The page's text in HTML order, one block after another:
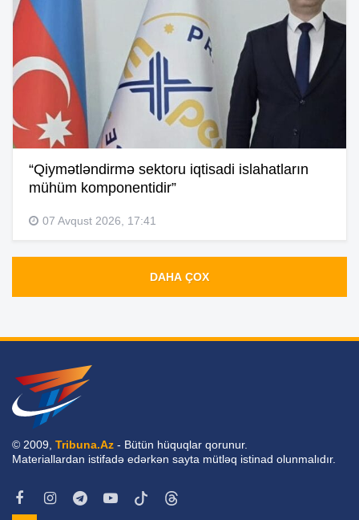
“Qiymətləndirmə sektoru iqtisadi islahatların
mühüm komponentidir”
07 Avqust 2026, 17:41
DAHA ÇOX
© 2009, Tribuna.Az - Bütün hüquqlar qorunur.
Materiallardan istifadə edərkən sayta mütləq istinad olunmalıdır.